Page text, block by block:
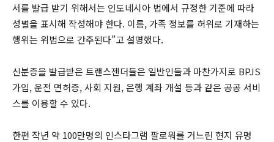
서를 발급 받기 위해서는 인도네시아 법에서 규정한 기준에 따라
성별을 표시해 작성해야 한다. 이름, 가족 정보를 허위로 기재하는
행위는 위법으로 간주된다”고 설명했다.
신분증을 발급받은 트랜스젠더들은 일반인들과 마찬가지로 BPJS
가입, 운전 면허증, 사회 지원, 은행 계좌 개설 등과 같은 공공 서비
스를 이용할 수 있다.
한편 작년 약 100만명의 인스타그램 팔로워를 거느린 현지 유명